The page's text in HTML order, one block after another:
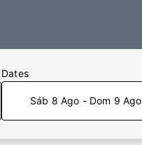
Dates
Sáb 8 Ago - Dom 9 Ago